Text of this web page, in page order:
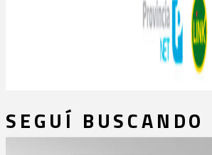
SEGUÍ BUSCANDO